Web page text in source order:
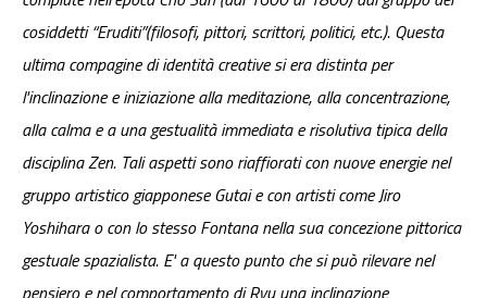
cosiddetti “Eruditi”(filosofi, pittori, scrittori, politici, etc.). Questa
ultima compagine di identità creative si era distinta per
l'inclinazione e iniziazione alla meditazione, alla concentrazione,
alla calma e a una gestualità immediata e risolutiva tipica della
disciplina Zen. Tali aspetti sono riaffiorati con nuove energie nel
gruppo artistico giapponese Gutai e con artisti come Jiro
Yoshihara o con lo stesso Fontana nella sua concezione pittorica
gestuale spazialista. E' a questo punto che si può rilevare nel
pensiero e nel comportamento di Ryu una inclinazione